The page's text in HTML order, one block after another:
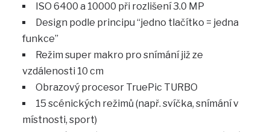
ISO 6400 a 10000 při rozlišení 3.0 MP
Design podle principu “jedno tlačítko = jedna
funkce”
Režim super makro pro snímání již ze
vzdálenosti 10 cm
Obrazový procesor TruePic TURBO
15 scénických režimů (např. svíčka, snímání v
místnosti, sport)